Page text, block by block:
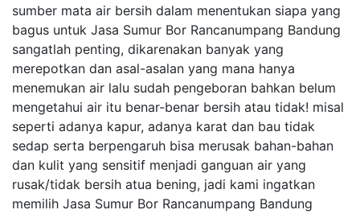
sumber mata air bersih dalam menentukan siapa yang
bagus untuk Jasa Sumur Bor Rancanumpang Bandung
sangatlah penting, dikarenakan banyak yang
merepotkan dan asal-asalan yang mana hanya
menemukan air lalu sudah pengeboran bahkan belum
mengetahui air itu benar-benar bersih atau tidak! misal
seperti adanya kapur, adanya karat dan bau tidak
sedap serta berpengaruh bisa merusak bahan-bahan
dan kulit yang sensitif menjadi ganguan air yang
rusak/tidak bersih atua bening, jadi kami ingatkan
memilih Jasa Sumur Bor Rancanumpang Bandung